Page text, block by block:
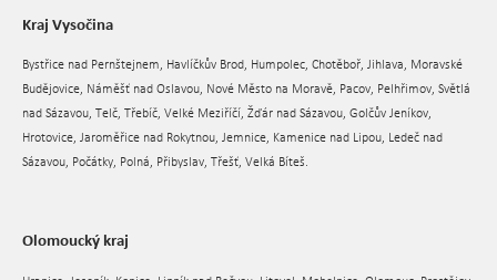
Kraj Vysočina
Bystřice nad Pernštejnem, Havlíčkův Brod, Humpolec, Chotěboř, Jihlava, Moravské
Budějovice, Náměšť nad Oslavou, Nové Město na Moravě, Pacov, Pelhřimov, Světlá
nad Sázavou, Telč, Třebíč, Velké Meziříčí, Žďár nad Sázavou, Golčův Jeníkov,
Hrotovice, Jaroměřice nad Rokytnou, Jemnice, Kamenice nad Lipou, Ledeč nad
Sázavou, Počátky, Polná, Přibyslav, Třešť, Velká Bíteš.
Olomoucký kraj